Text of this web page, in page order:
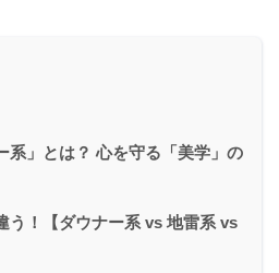
系」とは？ 心を守る「美学」の
う！【ダウナー系 vs 地雷系 vs